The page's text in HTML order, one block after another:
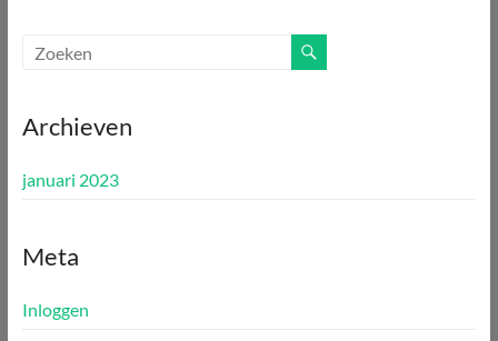
Archieven
januari 2023
Meta
Inloggen